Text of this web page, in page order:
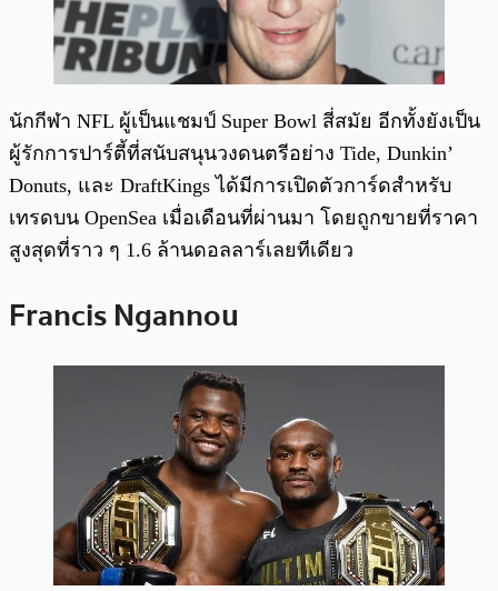
นักกีฬา NFL ผู้เป็นแชมป์ Super Bowl สี่สมัย อีกทั้งยังเป็น
ผู้รักการปาร์ตี้ที่สนับสนุนวงดนตรีอย่าง Tide, Dunkin’
Donuts, และ DraftKings ได้มีการเปิดตัวการ์ดสำหรับ
เทรดบน OpenSea เมื่อเดือนที่ผ่านมา โดยถูกขายที่ราคา
สูงสุดที่ราว ๆ 1.6 ล้านดอลลาร์เลยทีเดียว
Francis Ngannou